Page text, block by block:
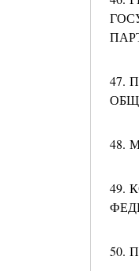
47.
48.
49.
50.